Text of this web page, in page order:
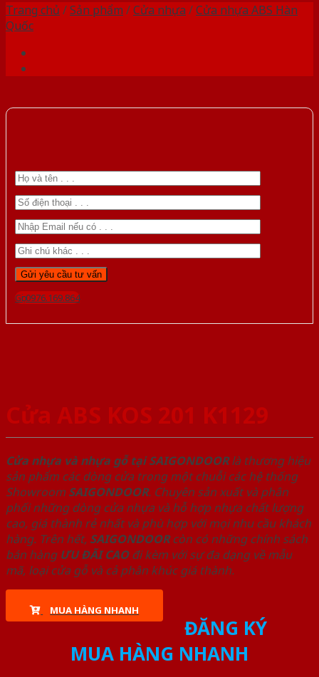
Trang chủ /Sản phẩm /Cửa nhựa /Cửa nhựa ABS Hàn
Quốc
Gọi 0976.169.864
Cửa ABS KOS 201 K1129
Cửa nhựa và nhựa gỗ tại SAIGONDOORlà thương hiệu
sản phẩm các dòng cửa trong một chuỗi các hệ thống
Showroom SAIGONDOOR. Chuyên sản xuất và phân
phối những dòng cửa nhựa và hỗ hợp nhựa chất lượng
cao, giá thành rẻ nhất và phù hợp với mọi nhu cầu khách
hàng. Trên hết, SAIGONDOORcòn có những chính sách
bán hàng ƯU ĐÃI CAOđi kèm với sự đa dạng về mẫu
mã, loại cửa gỗ và cả phân khúc giá thành.
MUA HÀNG NHANH
ĐĂNG KÝ
MUA HÀNG NHANH